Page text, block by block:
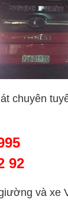
chuyên
92
và xe